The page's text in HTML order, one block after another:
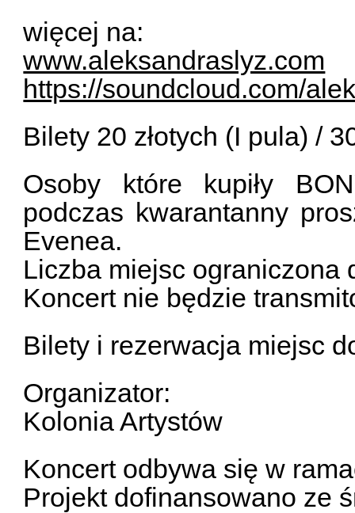
więcej na:
www.aleksandraslyz.com
https://soundcloud.com/
Bilety 20 złotych (I pula) /
Osoby które kupiły
podczas kwarantanny
Evenea.
Liczba miejsc ograniczona
Koncert nie będzie
Bilety i rezerwacja miejsc
Organizator:
Kolonia Artystów
Koncert odbywa się w
Projekt dofinansowano ze